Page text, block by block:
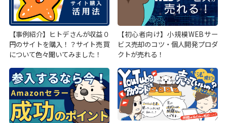
【事例紹介】ヒトデさんが収益０
円のサイトを購入！？サイト売買
について色々聞いてみました！
【初心者向け】小規模WEBサー
ビス売却のコツ・個人開発プロダ
クトが売れる！